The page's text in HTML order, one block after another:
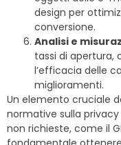
design per
conversione.
Analisi e
tassi di apertura,
l’efficacia delle
miglioramenti.
Un elemento cruciale
normative sulla
non richieste, come il